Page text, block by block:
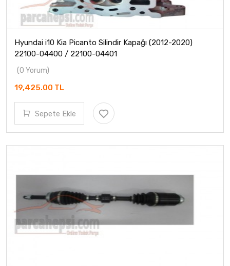
Hyundai i10 Kia Picanto Silindir Kapağı (2012-2020)
22100-04400 / 22100-04401
(0 Yorum)
19,425.00 TL
Sepete Ekle